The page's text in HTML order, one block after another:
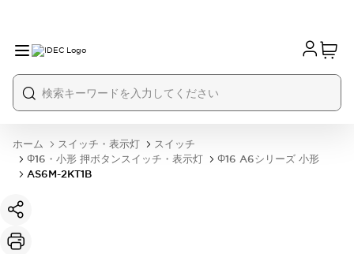
ホーム スイッチ・表示灯
スイッチ
Φ16・小形 押ボタンスイッチ・表示灯
Φ16 A6シリーズ 小形
AS6M-2KT1B